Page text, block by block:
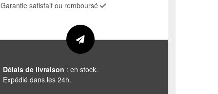
Garantie satisfait ou remboursé
Délais de livraison : en stock.
Expédié dans les 24h.